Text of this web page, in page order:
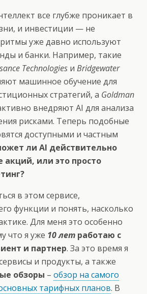
все глубже проникает в
и инвестиции — не
уже давно используют
и банки. Например, такие
Technologies и Bridgewater
машинное обучение для
стратегий, а Goldman
внедряют AI для анализа
рисками. Теперь подобные
доступными и частным
ли AI действительно
акций, или это просто
в этом сервисе,
функции и понять, насколько
Для меня это особенно
что я уже 10 лет работаю с
и партнер. За это время я
и продукты, а также
обзоры – обзор на самого
тарифных планов. В